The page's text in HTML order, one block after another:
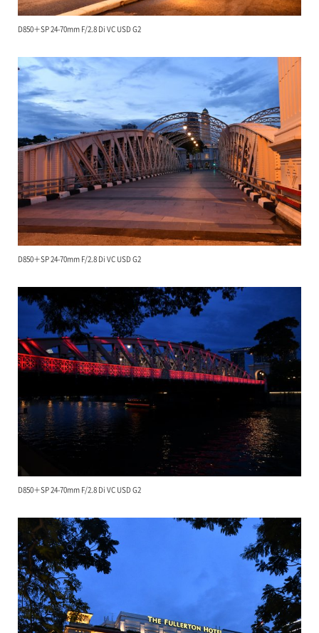
D850＋SP 24-70mm F/2.8 Di VC USD G2
D850＋SP 24-70mm F/2.8 Di VC USD G2
D850＋SP 24-70mm F/2.8 Di VC USD G2